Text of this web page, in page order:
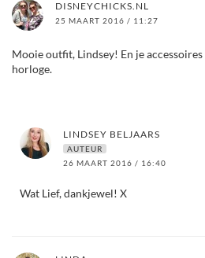
DISNEYCHICKS.NL
25 MAART 2016 / 11:27
Mooie outfit, Lindsey! En je
horloge.
LINDSEY BELJAARS
AUTEUR
26 MAART 2016 / 16:40
Wat Lief, dankjewel! X